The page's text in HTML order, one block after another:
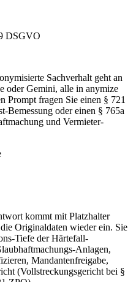
DSGVO
Sachverhalt geht an
oder Gemini, alle in anymize
Prompt fragen Sie einen § 721
Bemessung oder einen § 765a
und Vermieter-
kommt mit Platzhalter
Originaldaten wieder ein. Sie
Tiefe der Härtefall-
Anlagen,
Mandantenfreigabe,
(Vollstreckungsgericht bei §